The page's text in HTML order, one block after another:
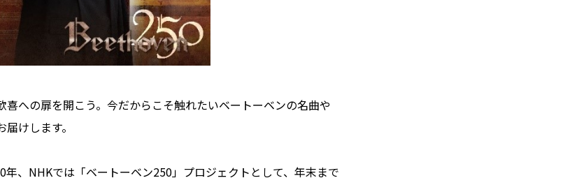
喜への扉を開こう。今だからこそ触れたいベートーベンの名曲や
けします。
、NHKでは「ベートーベン250」プロジェクトとして、年末まで